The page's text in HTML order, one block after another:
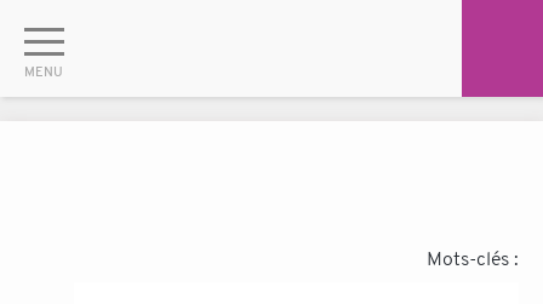
Mots-clés :